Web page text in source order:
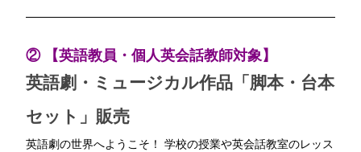
② 【英語教員・個人英会話教師対象】
英語劇・ミュージカル作品「脚本・台本
セット」販売
英語劇の世界へようこそ！ 学校の授業や英会話教室のレッス